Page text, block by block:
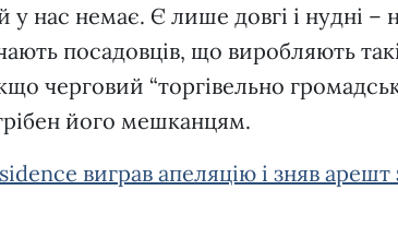
у нас немає. Є лише довгі і нудні –
посадовців, що виробляють такі
черговий “торгівельно
його мешканцям.
виграв апеляцію і зняв